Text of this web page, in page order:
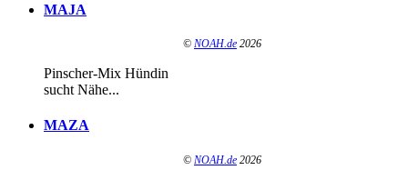
MAJA
© NOAH.de 2026
Pinscher-Mix Hündin
sucht Nähe...
MAZA
© NOAH.de 2026